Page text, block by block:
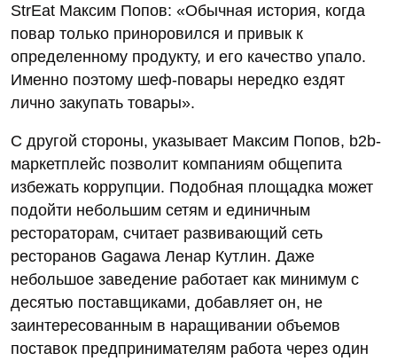
StrEat Максим Попов: «Обычная история, когда
повар только приноровился и привык к
определенному продукту, и его качество упало.
Именно поэтому шеф-повары нередко ездят
лично закупать товары».
С другой стороны, указывает Максим Попов, b2b-
маркетплейс позволит компаниям общепита
избежать коррупции. Подобная площадка может
подойти небольшим сетям и единичным
рестораторам, считает развивающий сеть
ресторанов Gagawa Ленар Кутлин. Даже
небольшое заведение работает как минимум с
десятью поставщиками, добавляет он, не
заинтересованным в наращивании объемов
поставок предпринимателям работа через один